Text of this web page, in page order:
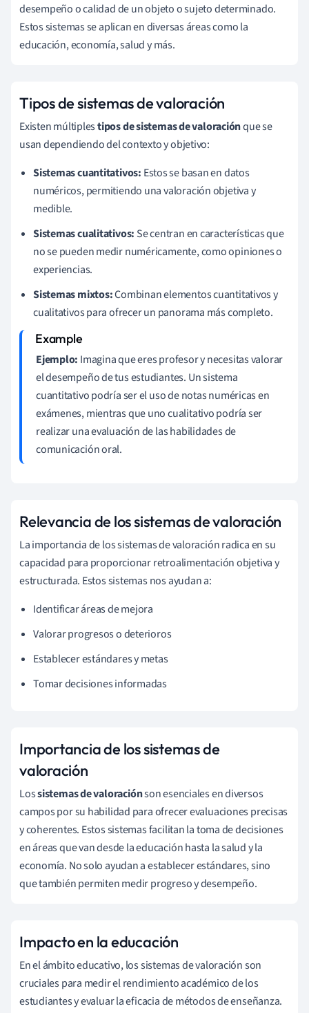
desempeño o calidad de un objeto o sujeto determinado.
Estos sistemas se aplican en diversas áreas como la
educación, economía, salud y más.
Tipos de sistemas de valoración
Existen múltiplestipos de sistemas de valoraciónque se
usan dependiendo del contexto y objetivo:
Sistemas cuantitativos: Estos se basan en datos
numéricos, permitiendo una valoración objetiva y
medible.
Sistemas cualitativos: Se centran en características que
no se pueden medir numéricamente, como opiniones o
experiencias.
Sistemas mixtos:Combinan elementos cuantitativos y
cualitativos para ofrecer un panorama más completo.
Ejemplo: Imagina que eres profesor y necesitas valorar
el desempeño de tus estudiantes. Un sistema
cuantitativo podría ser el uso de notas numéricas en
exámenes, mientras que uno cualitativo podría ser
realizar una evaluación de las habilidades de
comunicación oral.
Relevancia de los sistemas de valoración
La importancia de los sistemas de valoración radica en su
capacidad para proporcionar retroalimentación objetiva y
estructurada. Estos sistemas nos ayudan a:
Identificar áreas de mejora
Valorar progresos o deterioros
Establecer estándares y metas
Tomar decisiones informadas
Importancia de los sistemas de
valoración
Lossistemas de valoraciónson esenciales en diversos
campos por su habilidad para ofrecer evaluaciones precisas
y coherentes. Estos sistemas facilitan la toma de decisiones
en áreas que van desde la educación hasta la salud y la
economía. No solo ayudan a establecer estándares, sino
que también permiten medir progreso y desempeño.
Impacto en la educación
En el ámbito educativo, los sistemas de valoración son
cruciales para medir el rendimiento académico de los
estudiantes y evaluar la eficacia de métodos de enseñanza.